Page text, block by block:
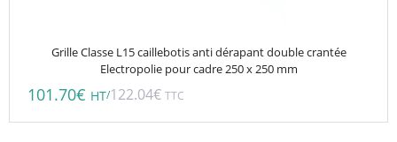
Grille Classe L15 caillebotis anti dérapant double crantée
Electropolie pour cadre 250 x 250 mm
101.70€ HT/122.04€ TTC